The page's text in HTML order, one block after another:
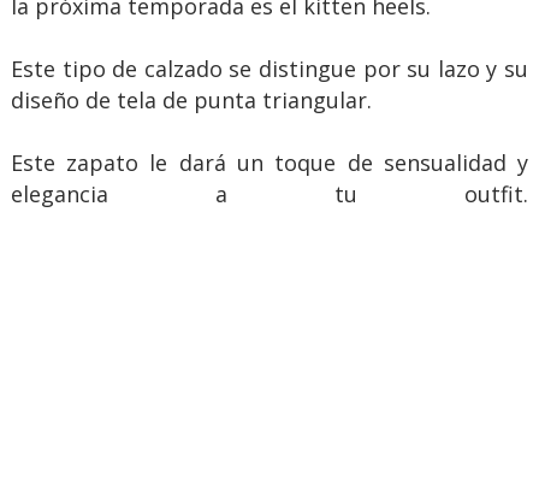
la próxima temporada es el kitten heels.
Este tipo de calzado se distingue por su lazo y su
diseño de tela de punta triangular.
Este zapato le dará un toque de sensualidad y
elegancia a tu outfit.